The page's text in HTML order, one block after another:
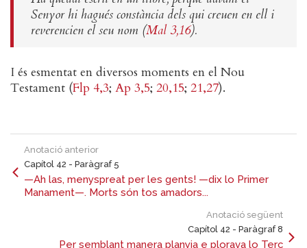
Senyor hi hagués constància dels qui creuen en ell i
reverencien el seu nom (Mal 3,16).
I és esmentat en diversos moments en el Nou
Testament (Flp 4,3; Ap 3,5; 20,15; 21,27).
Anotació anterior
Capítol 42 - Paràgraf 5
—Ah las, menyspreat per les gents! —dix lo Primer
Manament—. Morts són tos amadors...
Anotació següent
Capítol 42 - Paràgraf 8
Per semblant manera planyia e plorava lo Terç